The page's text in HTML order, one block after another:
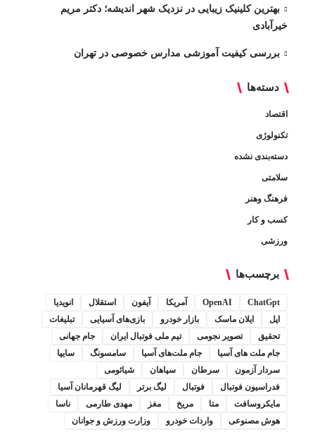
بهترین کلینیک زیبایی در نزدیک شهر اندیشه؛ دکتر مریم
خیرآبادی
بررسی کیفیت آموزشی مدارس خصوصی در تهران
دسته‌ها
اقتصاد
تکنولوژی
دسته‌بندی نشده
سلامتی
فرهنگ وهنر
کسب و کار
ورزشی
برچسب‌ها
ChatGpt
OpenAI آمریکا آیفون استقلال
انویدیا
اپل
ایلان ماسک بازار خودرو بازی‌های آسیایی
تبلیغات
تحقیق
تصویر نجومی تیم ملی فوتبال ایران
جام جهانی
جام ملت های آسیا
جام ملت‌های آسیا سامسونگ
سایپا
سردار آزمون
سرطان سپاهان
شیائومی
فدراسیون فوتبال
فوتبال لیگ برتر
لیگ قهرمانان آسیا
مایکروسافت
متا مریخ مغز مهدی طارمی
ناسا
هوش مصنوعی
واردات خودرو
وزارت ورزش و جوانان